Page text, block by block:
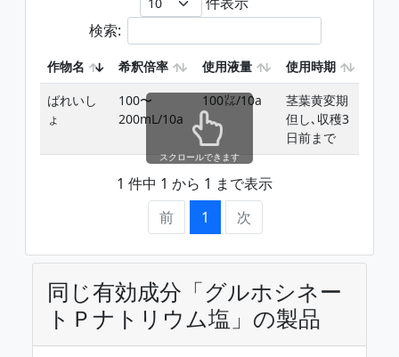
検索:
作物名 希釈倍率 使用液量 使用時期
ばれいし
ょ
100〜
200mL/10a
100㍑/10a
茎葉黄変期
但し､収穫3
日前まで
1 件中 1 から 1 まで表示
前
1 次
スクロールできます
同じ有効成分「グルホシネー
トＰナトリウム塩」の製品